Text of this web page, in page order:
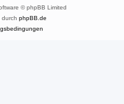
© phpBB Limited
durch phpBB.de